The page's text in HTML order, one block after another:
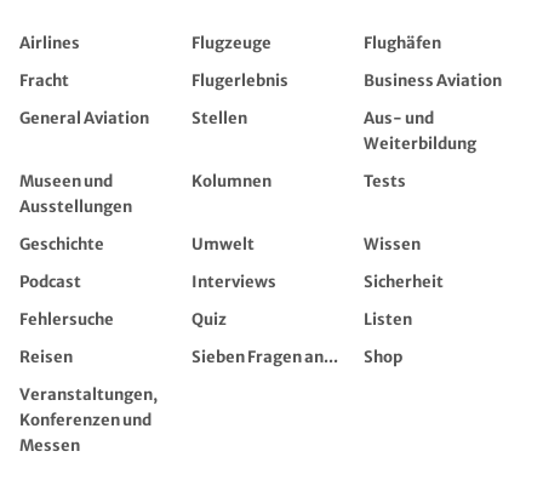
Airlines Flugzeuge
Flughäfen
Fracht
Flugerlebnis
Business Aviation
General Aviation
Stellen
Aus- und
Weiterbildung
Museen und
Ausstellungen
Kolumnen Tests
Geschichte Umwelt
Wissen
Podcast
Interviews
Sicherheit
Fehlersuche
Quiz
Listen
Reisen
Sieben Fragen an...
Shop
Veranstaltungen,
Konferenzen und
Messen